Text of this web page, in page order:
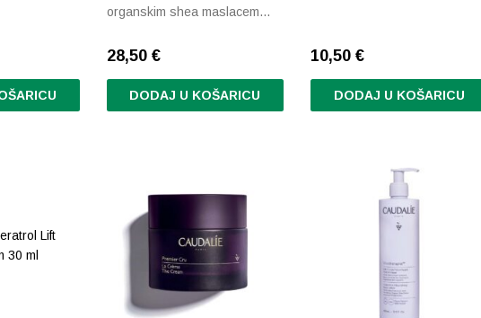
organskim shea maslacem…
28,50 €
DODAJ U KOŠARICU
10,50€
DODAJ U KOŠARICU